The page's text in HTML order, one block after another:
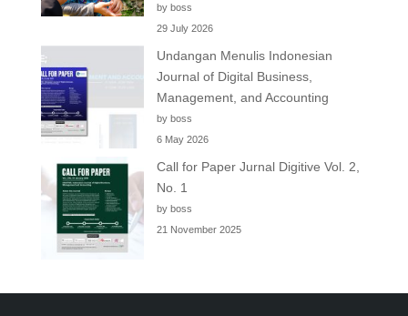
by boss
29 July 2026
Undangan Menulis Indonesian
Journal of Digital Business,
Management, and Accounting
by boss
6 May 2026
Call for Paper Jurnal Digitive Vol. 2,
No. 1
by boss
21 November 2025